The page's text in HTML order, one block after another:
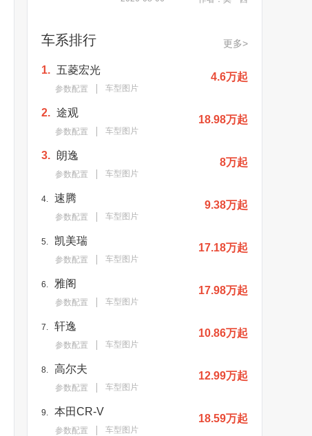
车系排行 更多>
1. 五菱宏光
参数配置 车型图片
4.6万起
2. 途观
参数配置 车型图片
18.98万起
3. 朗逸
参数配置 车型图片
8万起
4. 速腾
参数配置 车型图片
9.38万起
5. 凯美瑞
参数配置 车型图片
17.18万起
6. 雅阁
参数配置 车型图片
17.98万起
7. 轩逸
参数配置 车型图片
10.86万起
8. 高尔夫
参数配置 车型图片
12.99万起
9. 本田CR-V
参数配置 车型图片
18.59万起